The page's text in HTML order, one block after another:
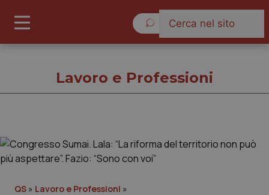
Lavoro e Professioni
QS » Lavoro e Professioni »